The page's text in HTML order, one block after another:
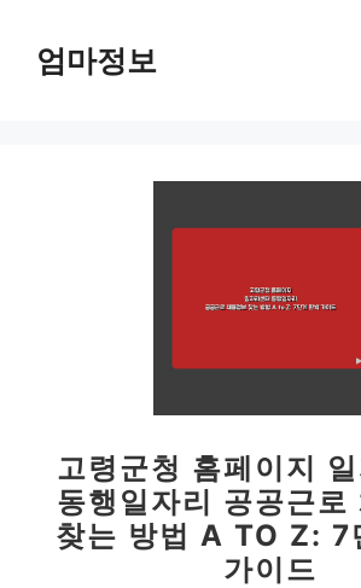
엄마정보
고령군청 홈페이지
동행일자리 공공근로
찾는 방법 A TO Z: 7
가이드